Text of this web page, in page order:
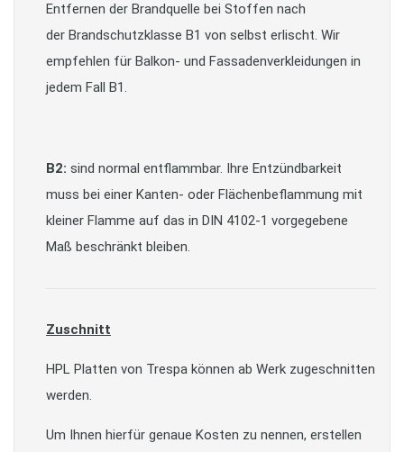
Entfernen der Brandquelle bei Stoffen nach
der Brandschutzklasse B1 von selbst erlischt. Wir
empfehlen für Balkon- und Fassadenverkleidungen in
jedem Fall B1.
B2: sind normal entflammbar. Ihre Entzündbarkeit
muss bei einer Kanten- oder Flächenbeflammung mit
kleiner Flamme auf das in DIN 4102-1 vorgegebene
Maß beschränkt bleiben.
Zuschnitt
HPL Platten von Trespa können ab Werk zugeschnitten
werden.
Um Ihnen hierfür genaue Kosten zu nennen, erstellen